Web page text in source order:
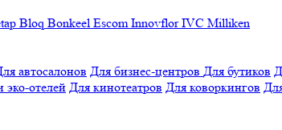
Bloq Bonkeel Escom Innovflor IVC Milliken
автосалонов Для бизнес-центров Для бутиков
эко-отелей Для кинотеатров Для коворкингов